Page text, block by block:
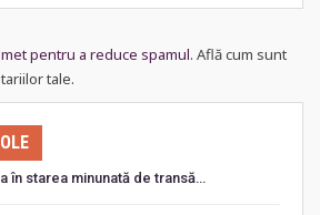
pentru a reduce spamul. Află cum sunt
tale.
în starea minunată de transă…